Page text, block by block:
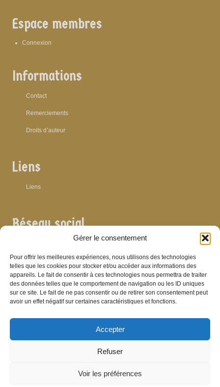
Gérer le consentement
Pour offrir les meilleures expériences, nous utilisons des technologies
telles que les cookies pour stocker et/ou accéder aux informations des
appareils. Le fait de consentir à ces technologies nous permettra de traiter
des données telles que le comportement de navigation ou les ID uniques
sur ce site. Le fait de ne pas consentir ou de retirer son consentement peut
avoir un effet négatif sur certaines caractéristiques et fonctions.
Accepter
Refuser
Voir les préférences
Espace membres
Connexion
Informations
Contact
Remerciements
Droits d’auteur
Liens
Liens
Réseau social
Archives
Archives
Bibliographie
© Brasserie de Dinant (anciens établissements Laurent et Stévenart) 2006-2026 -